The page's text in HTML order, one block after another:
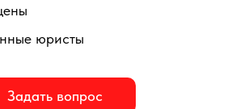
Задать вопрос
юристы